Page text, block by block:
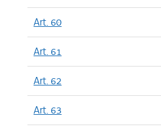
Art. 60
Art. 61
Art. 62
Art. 63